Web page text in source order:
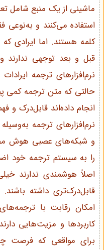
ماشینی از یک منبع شامل
استفاده می‌کنند و به‌نوعی
کلمه هستند. اما ایرادی
قبل و بعد توجهی
نرم‌افزارهای ترجمه
حالتی که متن ترجمه کمی
انجام داده‌اند قابل‌درک و
نرم‌افزارهای ترجمه
و شبکه‌های عصبی هوش
را به سیستم ترجمه خود
اصلاً هوشمندی ندارند
قابل‌درک‌تری داشته
امکان رقابت با
کاربردها و مزیت‌هایی
برای مواقعی که فرصت